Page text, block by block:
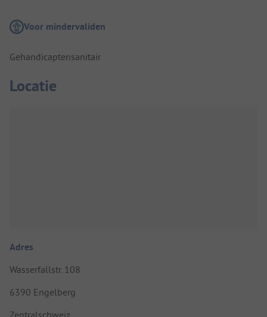
Voor mindervaliden
Gehandicaptensanitair
Locatie
Adres
Wasserfallstr. 108
6390 Engelberg